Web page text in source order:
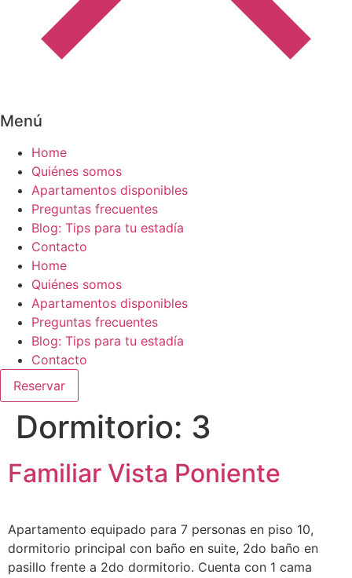
Menú
Home
Quiénes somos
Apartamentos disponibles
Preguntas frecuentes
Blog: Tips para tu estadía
Contacto
Home
Quiénes somos
Apartamentos disponibles
Preguntas frecuentes
Blog: Tips para tu estadía
Contacto
Reservar
Dormitorio: 3
Familiar Vista Poniente
Apartamento equipado para 7 personas en piso 10,
dormitorio principal con baño en suite, 2do baño en
pasillo frente a 2do dormitorio. Cuenta con 1 cama